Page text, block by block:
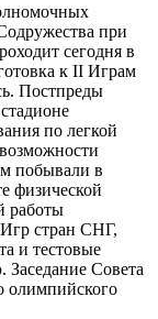
при
сегодня в
к II Играм
Постпреды
по легкой
побывали в
физической
работы
стран СНГ,
и тестовые
Совета
олимпийского